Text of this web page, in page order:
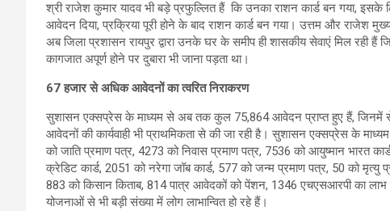
श्री राजेश कुमार यादव भी बड़े प्रफुल्लित हैं कि उनका राशन कार्ड बन गया, इसके
आवेदन दिया, प्रक्रिया पूरी होने के बाद राशन कार्ड बन गया। उत्तम और राजेश
अब जिला प्रशासन रायपुर द्वारा उनके घर के समीप ही शासकीय सेवाएं मिल रही
कागजात अपूर्ण होने पर दुबारा भी जाना पड़ता था।
67 हजार से अधिक आवेदनों का त्वरित निराकरण
सुशासन एक्सप्रेस के माध्यम से अब तक कुल 75,864 आवेदन प्राप्त हुए हैं, जिनमें से
आवेदनों की कार्यवाही भी प्राथमिकता से की जा रही है। सुशासन एक्सप्रेस के
को जाति प्रमाण पत्र, 4273 को निवास प्रमाण पत्र, 7536 को आयुष्मान भारत
क्रेडिट कार्ड, 2051 को नरेगा जॉब कार्ड, 577 को जन्म प्रमाण पत्र, 50 को मृत्यु
883 को किसान किताब, 814 पात्र आवेदकों को पेंशन, 1346 एचएसआरपी का
योजनाओं से भी बड़ी संख्या में लोग लाभान्वित हो रहे हैं।